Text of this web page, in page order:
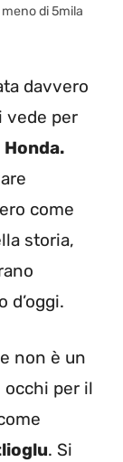
di 5mila
davvero
vede per
Honda.
come
storia,
d’oggi.
non è un
occhi per il
. Si